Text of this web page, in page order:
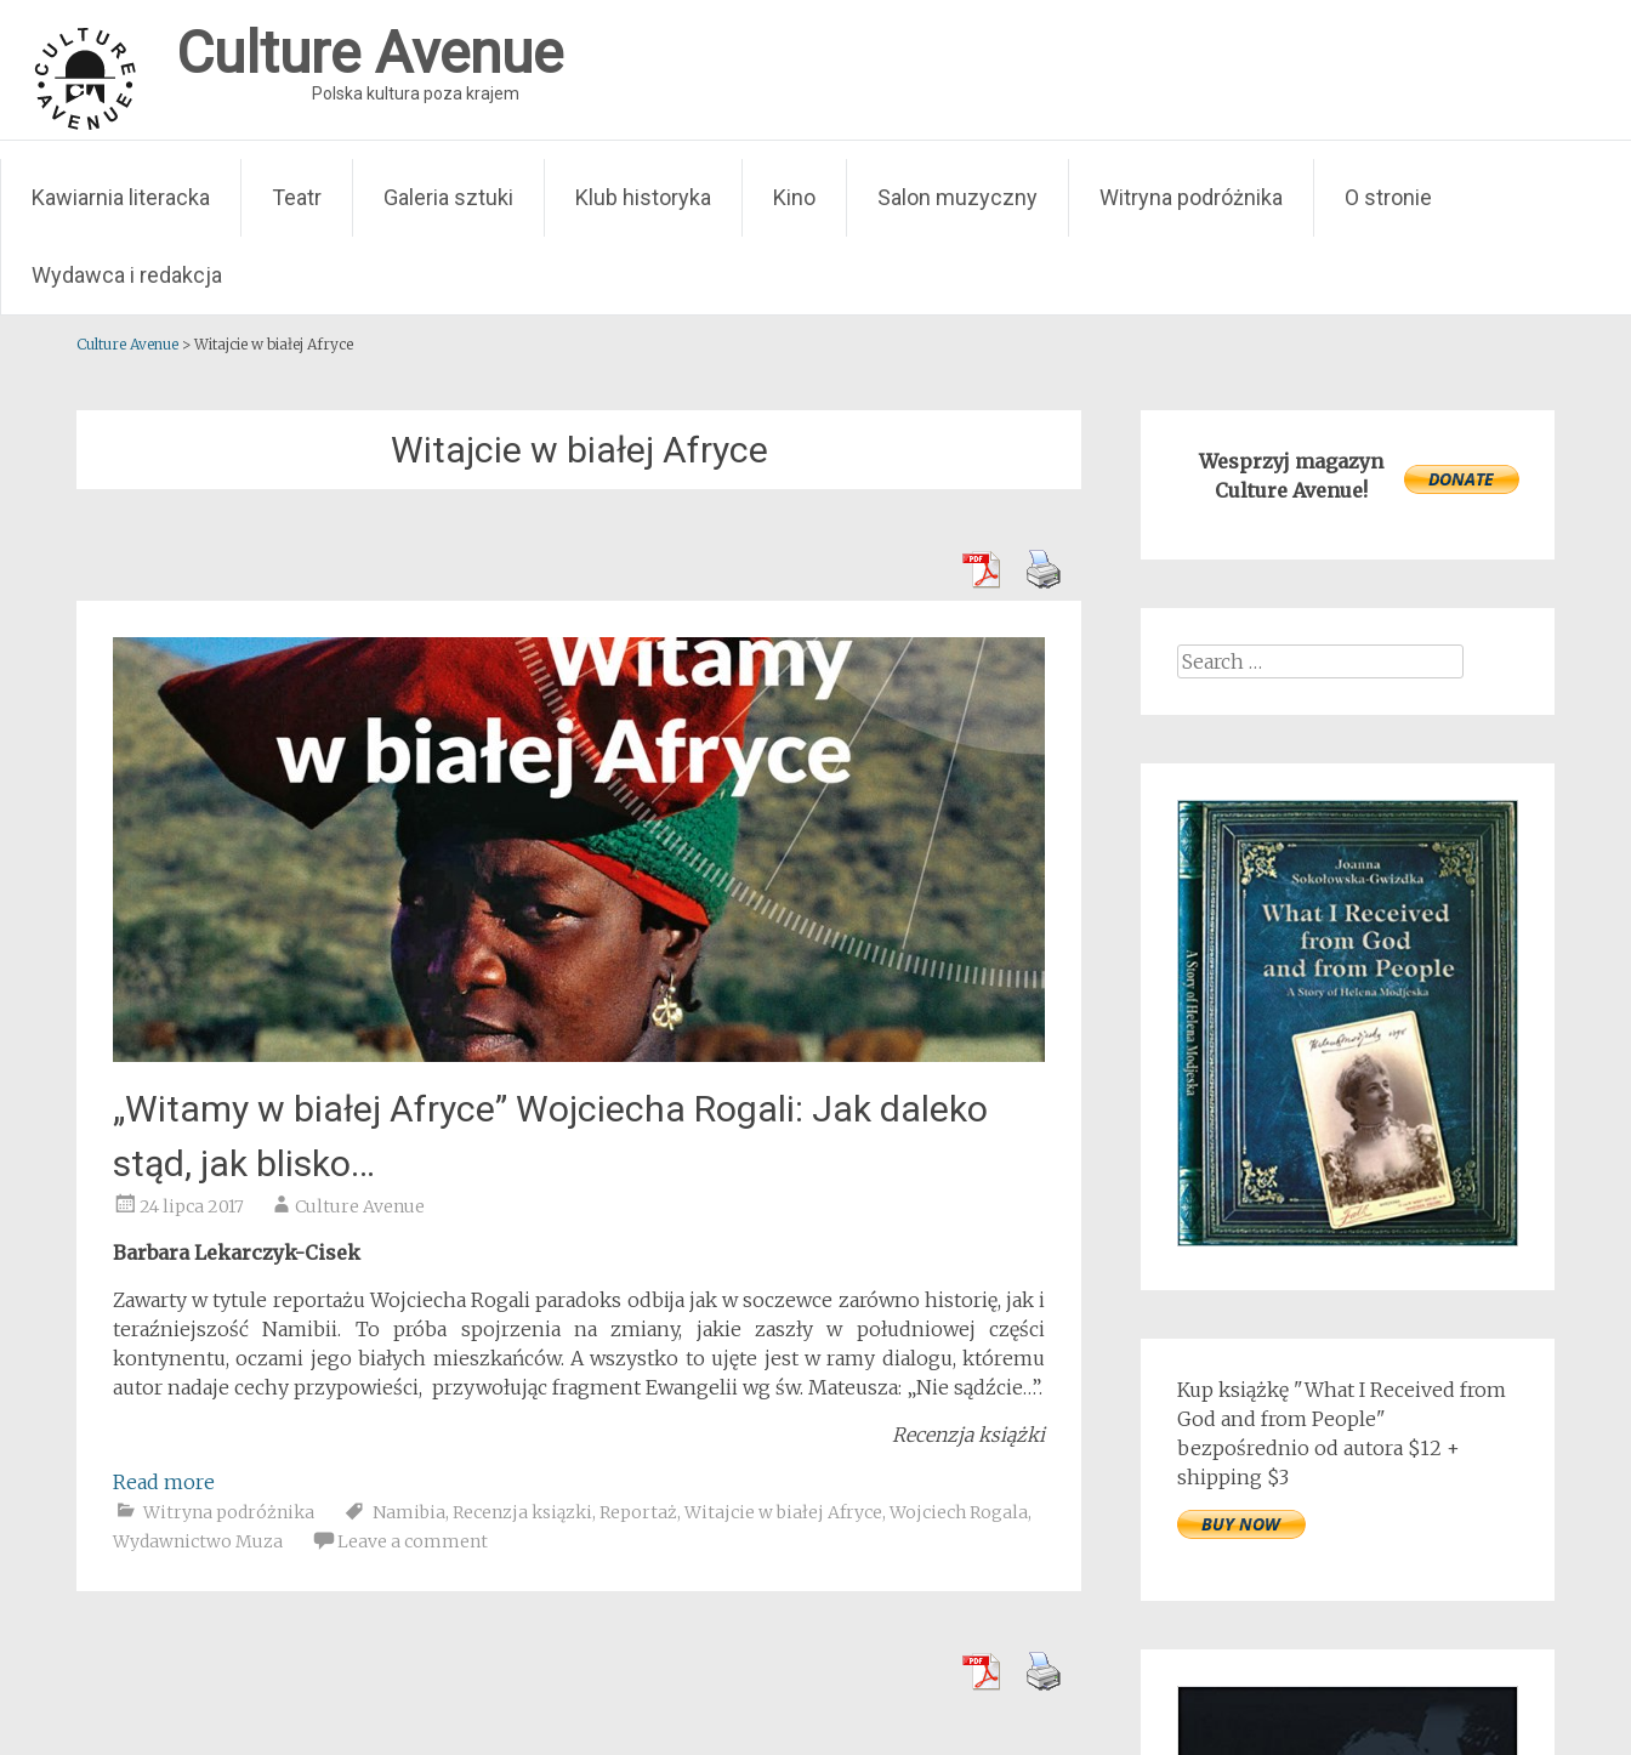
content
Culture Avenue
Polska kultura poza krajem
Kawiarnia literacka Teatr Galeria sztuki Klub historyka Kino Salon muzyczny Witryna podróżnika O stronie
Wydawca i redakcja
Culture Avenue > Witajcie w białej Afryce
Witajcie w białej Afryce
„Witamy w białej Afryce” Wojciecha Rogali: Jak daleko
stąd, jak blisko…
24 lipca 2017 Culture Avenue
Barbara Lekarczyk-Cisek
Zawarty w tytule reportażu Wojciecha Rogali paradoks odbija jak w soczewce zarówno historię, jak i
teraźniejszość Namibii. To próba spojrzenia na zmiany, jakie zaszły w południowej części
kontynentu, oczami jego białych mieszkańców. A wszystko to ujęte jest w ramy dialogu, któremu
autor nadaje cechy przypowieści, przywołując fragment Ewangelii wg św. Mateusza: „Nie sądźcie…”.
Recenzja książki
Read more
Witryna podróżnika Namibia, Recenzja ksiązki, Reportaż, Witajcie w białej Afryce, Wojciech Rogala,
Wydawnictwo Muza
Leave a comment
Wesprzyj magazyn
Culture Avenue!
Search
Kup książkę "What I Received from
God and from People"
bezpośrednio od autora $12 +
shipping $3